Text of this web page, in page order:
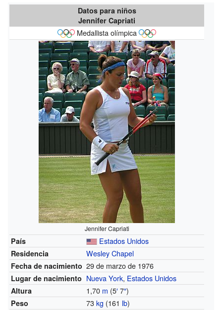
Datos para niños
Jennifer Capriati
Medallista olímpica
Jennifer Capriati
País Estados Unidos
Residencia Wesley Chapel
Fecha de nacimiento 29 de marzo de 1976
Lugar de nacimiento Nueva York, Estados Unidos
Altura 1,70 m (5′7″)
Peso 73kg (161 lb)